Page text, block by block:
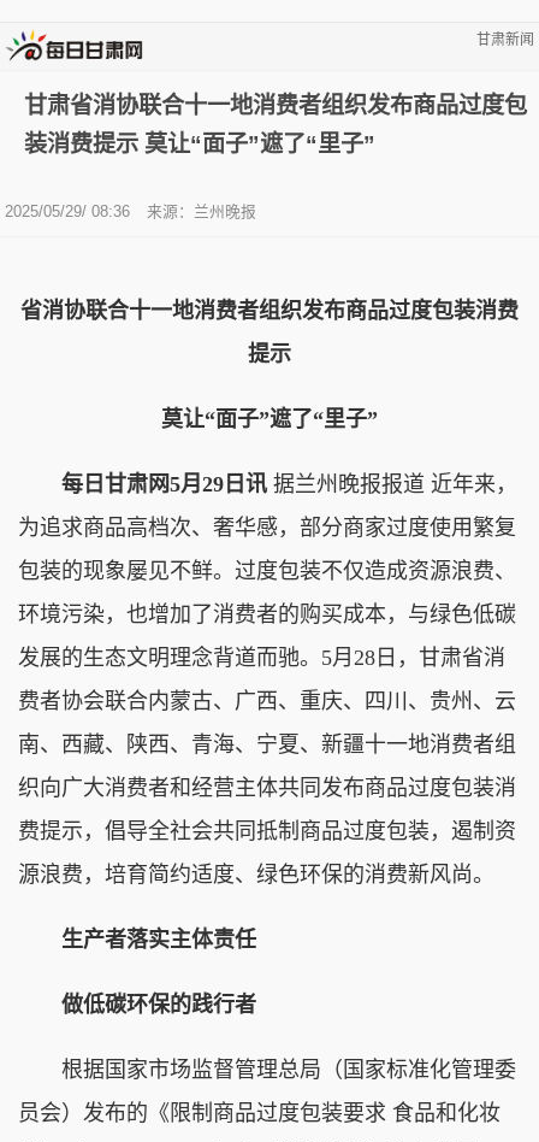
甘肃新闻
甘肃省消协联合十一地消费者组织发布商品过度包
装消费提示 莫让“面子”遮了“里子”
2025/05/29/ 08:36 来源：兰州晚报
省消协联合十一地消费者组织发布商品过度包装消费
提示
莫让“面子”遮了“里子”
每日甘肃网5月29日讯 据兰州晚报报道 近年来，
为追求商品高档次、奢华感，部分商家过度使用繁复
包装的现象屡见不鲜。过度包装不仅造成资源浪费、
环境污染，也增加了消费者的购买成本，与绿色低碳
发展的生态文明理念背道而驰。5月28日，甘肃省消
费者协会联合内蒙古、广西、重庆、四川、贵州、云
南、西藏、陕西、青海、宁夏、新疆十一地消费者组
织向广大消费者和经营主体共同发布商品过度包装消
费提示，倡导全社会共同抵制商品过度包装，遏制资
源浪费，培育简约适度、绿色环保的消费新风尚。
生产者落实主体责任
做低碳环保的践行者
根据国家市场监督管理总局（国家标准化管理委
员会）发布的《限制商品过度包装要求 食品和化妆